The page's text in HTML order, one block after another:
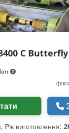
C Butterfly
, Рік виготовлення: